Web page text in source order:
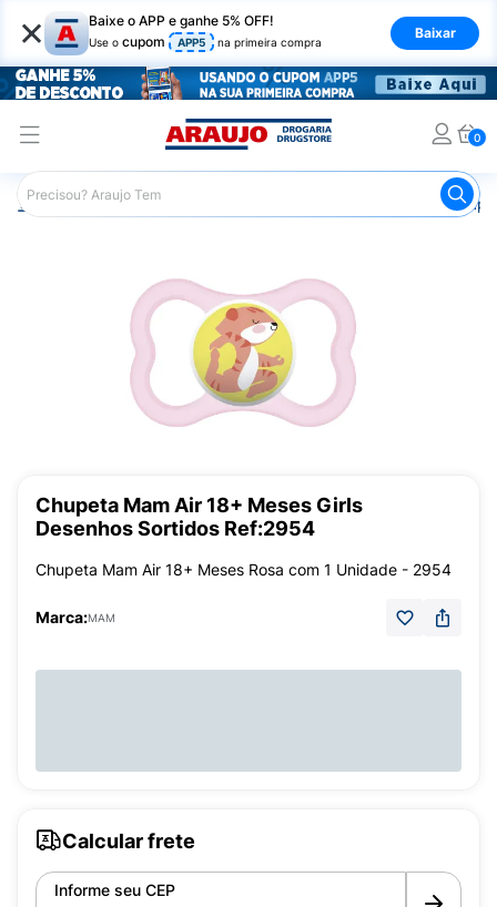
× Baixe o APP e ganhe 5% OFF!
Use o cupom APP5 na primeira compra
Baixar
0
Araujo Infantil
Chupeta Mam Air 18+ Meses Girls
Desenhos Sortidos Ref:2954
Chupeta Mam Air 18+ Meses Rosa com 1 Unidade - 2954
Marca:MAM
Calcular frete
Informe seu CEP